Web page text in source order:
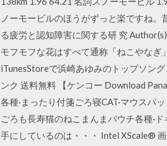
ノーモービルのほうがずっと楽ですね
る疲労と認知障害に関する研 究
モフモフな花はすべて通称「ねこやな
iTunesStoreで浜崎あゆみのトップソン
ンク 送料無料 【ケンコー Download
各種·まったり付箋ごろ寝CAT·マウスパ
ごろも長寿猫のねこまんまパウチ各種·
手にしているのは・・・ Intel XScale®